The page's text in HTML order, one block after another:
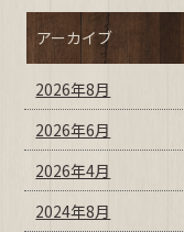
アーカイブ
2026年8月
2026年6月
2026年4月
2024年8月